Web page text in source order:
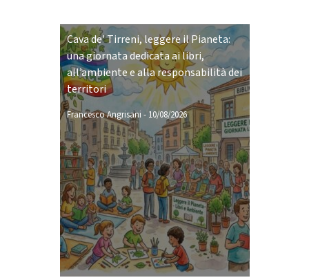
Cava de' Tirreni, leggere il Pianeta:
una giornata dedicata ai libri,
all’ambiente e alla responsabilità dei
territori
Francesco Angrisani - 10/08/2026